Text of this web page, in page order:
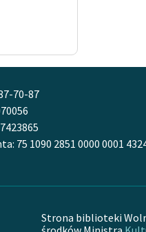
70-87
75 1090 2851 0000 0001
Strona biblioteki